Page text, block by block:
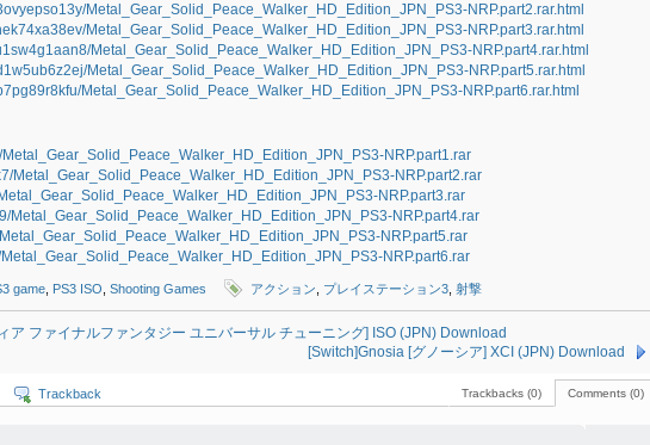
Metal_Gear_Solid_Peace_Walker_HD_Edition_JPN_PS3-NRP.part2.rar.html
Metal_Gear_Solid_Peace_Walker_HD_Edition_JPN_PS3-NRP.part3.rar.html
Metal_Gear_Solid_Peace_Walker_HD_Edition_JPN_PS3-NRP.part4.rar.html
Metal_Gear_Solid_Peace_Walker_HD_Edition_JPN_PS3-NRP.part5.rar.html
Metal_Gear_Solid_Peace_Walker_HD_Edition_JPN_PS3-NRP.part6.rar.html
Metal_Gear_Solid_Peace_Walker_HD_Edition_JPN_PS3-NRP.part1.rar
Metal_Gear_Solid_Peace_Walker_HD_Edition_JPN_PS3-NRP.part2.rar
NRP.part3.rar
Metal_Gear_Solid_Peace_Walker_HD_Edition_JPN_PS3-NRP.part4.rar
NRP.part5.rar
Metal_Gear_Solid_Peace_Walker_HD_Edition_JPN_PS3-NRP.part6.rar
game PS3 ISO Shooting Games アクション プレイステーション3 射撃
ア ファイナルファンタジー ユニバーサル チューニング] ISO (JPN) Download
[Switch]Gnosia [グノーシア] XCI (JPN) Download
Comments (0)
Trackbacks (0)
Trackback